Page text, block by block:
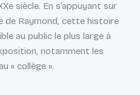
siècle. En s’appuyant sur
de Raymond, cette histoire
au public le plus large à
notamment les
« collège ».